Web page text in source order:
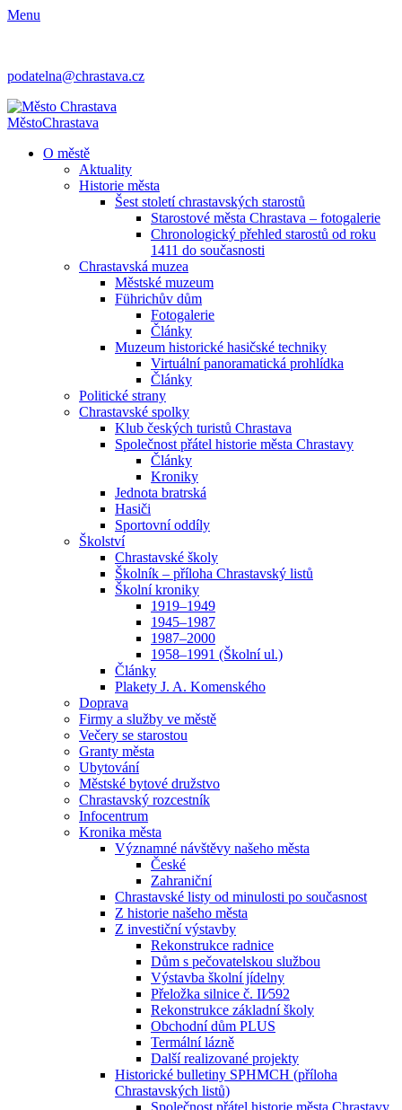
Menu
podatelna@chrastava.cz
MěstoChrastava
O městě
Aktuality
Historie města
Šest století chrastavských starostů
Starostové města Chrastava – fotogalerie
Chronologický přehled starostů od roku
1411 do současnosti
Chrastavská muzea
Městské muzeum
Führichův dům
Fotogalerie
Články
Muzeum historické hasičské techniky
Virtuální panoramatická prohlídka
Články
Politické strany
Chrastavské spolky
Klub českých turistů Chrastava
Společnost přátel historie města Chrastavy
Články
Kroniky
Jednota bratrská
Hasiči
Sportovní oddíly
Školství
Chrastavské školy
Školník – příloha Chrastavský listů
Školní kroniky
1919–1949
1945–1987
1987–2000
1958–1991 (Školní ul.)
Články
Plakety J. A. Komenského
Doprava
Firmy a služby ve městě
Večery se starostou
Granty města
Ubytování
Městské bytové družstvo
Chrastavský rozcestník
Infocentrum
Kronika města
Významné návštěvy našeho města
České
Zahraniční
Chrastavské listy od minulosti po současnost
Z historie našeho města
Z investiční výstavby
Rekonstrukce radnice
Dům s pečovatelskou službou
Výstavba školní jídelny
Přeložka silnice č. II⁄592
Rekonstrukce základní školy
Obchodní dům PLUS
Termální lázně
Další realizované projekty
Historické bulletiny SPHMCH (příloha
Chrastavských listů)
Společnost přátel historie města Chrastavy